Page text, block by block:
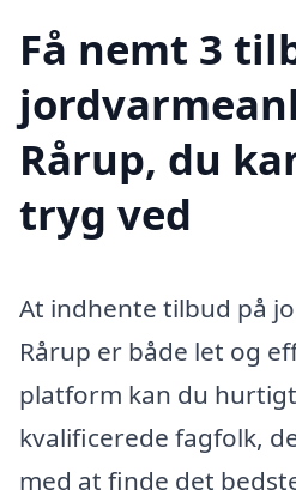
Få nemt 3
Rårup, du
tryg ved
At indhente tilbud på
Rårup er både let og
platform kan du
kvalificerede fagfolk,
med at finde det